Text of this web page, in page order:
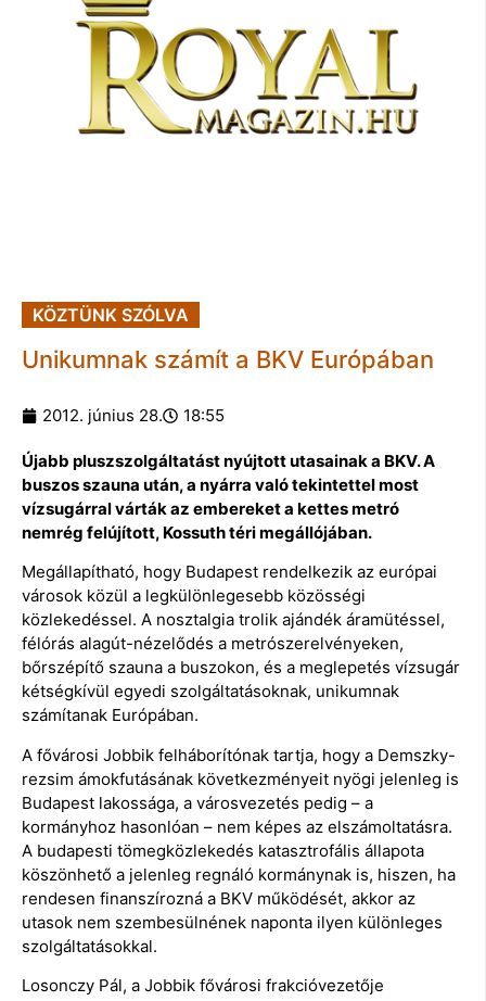
KÖZTÜNK SZÓLVA
Unikumnak számít a BKV Európában
2012. június 28. 18:55
Újabb pluszszolgáltatást nyújtott utasainak a BKV. A
buszos szauna után, a nyárra való tekintettel most
vízsugárral várták az embereket a kettes metró
nemrég felújított, Kossuth téri megállójában.
Megállapítható, hogy Budapest rendelkezik az európai
városok közül a legkülönlegesebb közösségi
közlekedéssel. A nosztalgia trolik ajándék áramütéssel,
félórás alagút-nézelődés a metrószerelvényeken,
bőrszépítő szauna a buszokon, és a meglepetés vízsugár
kétségkívül egyedi szolgáltatásoknak, unikumnak
számítanak Európában.
A fővárosi Jobbik felháborítónak tartja, hogy a Demszky-
rezsim ámokfutásának következményeit nyögi jelenleg is
Budapest lakossága, a városvezetés pedig – a
kormányhoz hasonlóan – nem képes az elszámoltatásra.
A budapesti tömegközlekedés katasztrofális állapota
köszönhető a jelenleg regnáló kormánynak is, hiszen, ha
rendesen finanszírozná a BKV működését, akkor az
utasok nem szembesülnének naponta ilyen különleges
szolgáltatásokkal.
Losonczy Pál, a Jobbik fővárosi frakcióvezetője